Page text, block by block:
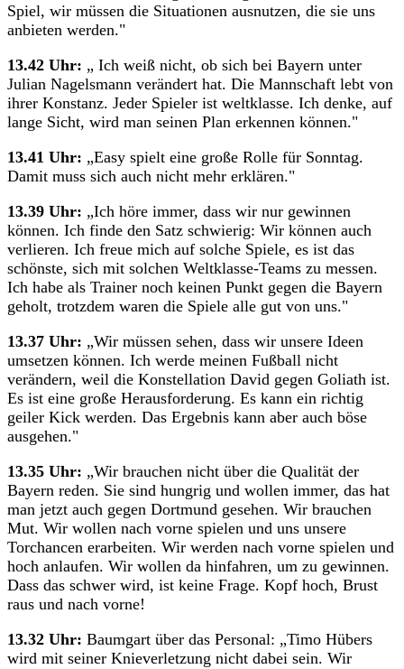
Spiel, wir müssen die Situationen ausnutzen, die sie uns
anbieten werden."
13.42 Uhr: „ Ich weiß nicht, ob sich bei Bayern unter
Julian Nagelsmann verändert hat. Die Mannschaft lebt von
ihrer Konstanz. Jeder Spieler ist weltklasse. Ich denke, auf
lange Sicht, wird man seinen Plan erkennen können."
13.41 Uhr: „Easy spielt eine große Rolle für Sonntag.
Damit muss sich auch nicht mehr erklären."
13.39 Uhr: „Ich höre immer, dass wir nur gewinnen
können. Ich finde den Satz schwierig: Wir können auch
verlieren. Ich freue mich auf solche Spiele, es ist das
schönste, sich mit solchen Weltklasse-Teams zu messen.
Ich habe als Trainer noch keinen Punkt gegen die Bayern
geholt, trotzdem waren die Spiele alle gut von uns."
13.37 Uhr: „Wir müssen sehen, dass wir unsere Ideen
umsetzen können. Ich werde meinen Fußball nicht
verändern, weil die Konstellation David gegen Goliath ist.
Es ist eine große Herausforderung. Es kann ein richtig
geiler Kick werden. Das Ergebnis kann aber auch böse
ausgehen."
13.35 Uhr: „Wir brauchen nicht über die Qualität der
Bayern reden. Sie sind hungrig und wollen immer, das hat
man jetzt auch gegen Dortmund gesehen. Wir brauchen
Mut. Wir wollen nach vorne spielen und uns unsere
Torchancen erarbeiten. Wir werden nach vorne spielen und
hoch anlaufen. Wir wollen da hinfahren, um zu gewinnen.
Dass das schwer wird, ist keine Frage. Kopf hoch, Brust
raus und nach vorne!
13.32 Uhr: Baumgart über das Personal: „Timo Hübers
wird mit seiner Knieverletzung nicht dabei sein. Wir